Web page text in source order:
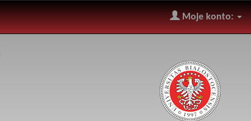
Moje konto: